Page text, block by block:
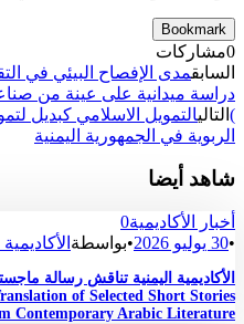
Bookmark
0مشاركات
السابقمدى الإفصاح البيئي في
دراسة ميدانية على عينة من
) التاليالتمويل الاسلامي كبديل
الربوية في الجمهورية اليمنية
شاهد أيضا
أخبار الأكاديمية0
•30 يوليو 2026 •بواسطة
of Selected Short Stories
Contemporary Arabic Literature “